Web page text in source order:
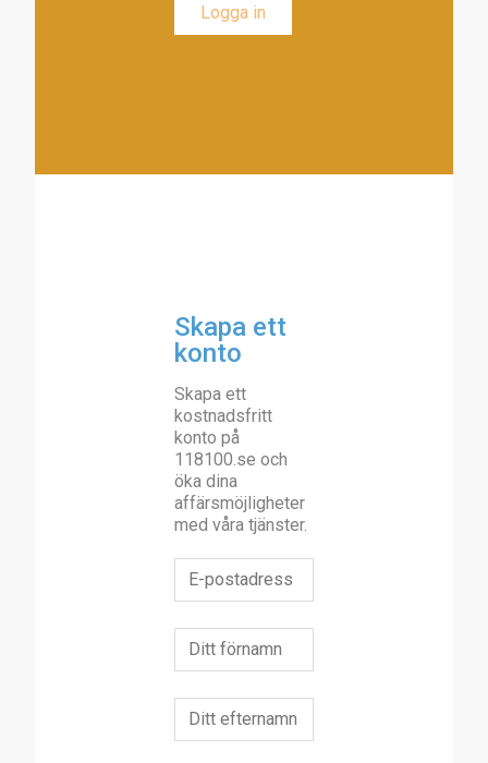
Skapa ett
konto
Skapa ett
kostnadsfritt
konto på
118100.se och
öka dina
affärsmöjligheter
med våra tjänster.